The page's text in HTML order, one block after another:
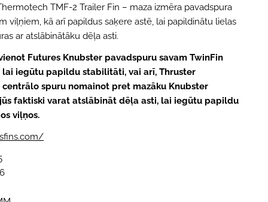
TMF-2 Trailer Fin – maza izmēra pavadspura
viļņiem, kā arī papildus saķere astē, lai papildinātu lielas
ar atslābinātāku dēļa asti.
Futures Knubster pavadspuru savam TwinFin
lai iegūtu papildu stabilitāti, vai arī, Thruster
spuru nomainot pret mazāku Knubster
faktiski varat atslābināt dēļa asti, lai iegūtu papildu
viļņos.